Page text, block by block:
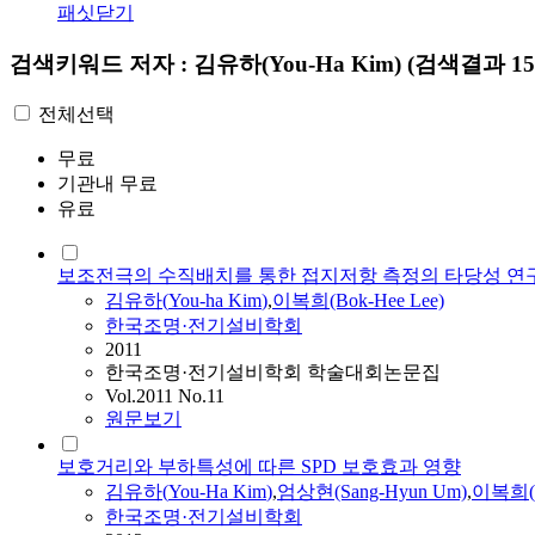
패싯닫기
검색키워드 저자 : 김유하(You-Ha Kim) (검색결과
전체선택
무료
기관내 무료
유료
보조전극의 수직배치를 통한 접지저항 측정의 타당성 연
김유하(You-ha Kim),이복희(Bok-Hee Lee)
한국조명·전기설비학회
2011
한국조명·전기설비학회 학술대회논문집
Vol.2011 No.11
원문보기
보호거리와 부하특성에 따른 SPD 보호효과 영향
김유하(You-Ha Kim),엄상현(Sang-Hyun Um),이복희
한국조명·전기설비학회